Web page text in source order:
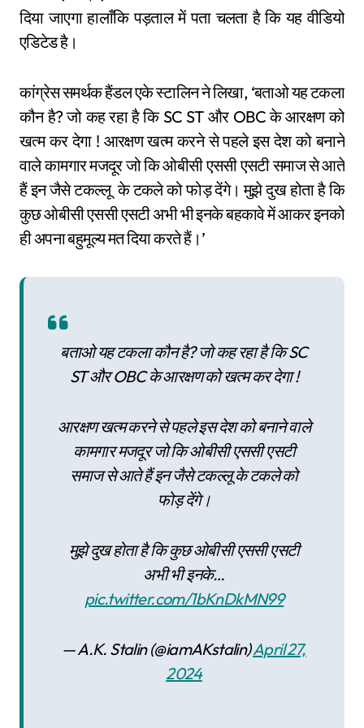
दिया जाएगा हालाँकि पड़ताल में पता चलता है कि यह वीडियो
एडिटेड है।
कांग्रेस समर्थक हैंडल एके स्टालिन ने लिखा, ‘बताओ यह टकला
कौन है? जो कह रहा है कि SC ST और OBC के आरक्षण को
खत्म कर देगा ! आरक्षण खत्म करने से पहले इस देश को बनाने
वाले कामगार मजदूर जो कि ओबीसी एससी एसटी समाज से आते
हैं इन जैसे टकल्लू के टकले को फोड़ देंगे। मुझे दुख होता है कि
कुछ ओबीसी एससी एसटी अभी भी इनके बहकावे में आकर इनको
ही अपना बहुमूल्य मत दिया करते हैं।’
बताओ यह टकला कौन है? जो कह रहा है कि SC
ST और OBC के आरक्षण को खत्म कर देगा !
आरक्षण खत्म करने से पहले इस देश को बनाने वाले
कामगार मजदूर जो कि ओबीसी एससी एसटी
समाज से आते हैं इन जैसे टकल्लू के टकले को
फोड़ देंगे।
मुझे दुख होता है कि कुछ ओबीसी एससी एसटी
अभी भी इनके…
pic.twitter.com/1bKnDkMN99
— A.K. Stalin (@iamAKstalin)April 27,
2024